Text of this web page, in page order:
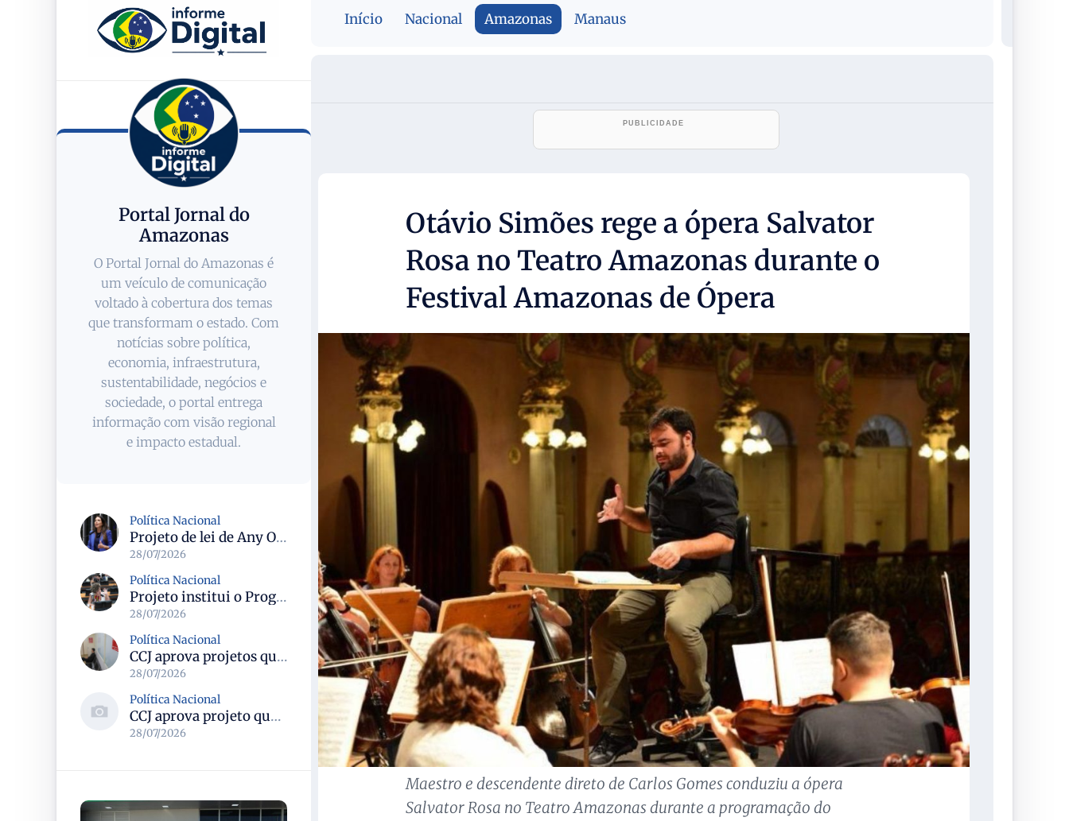
Portal Jornal do
Amazonas
O Portal Jornal do Amazonas é
um veículo de comunicação
voltado à cobertura dos temas
que transformam o estado. Com
notícias sobre política,
economia, infraestrutura,
sustentabilidade, negócios e
sociedade, o portal entrega
informação com visão regional
e impacto estadual.
Política Nacional
Projeto de lei de Any Ortiz retira obrigação de ajuste escolar para a Copa do Mundo Feminina 2027
28/07/2026
Política Nacional
Projeto institui o Programa Nacional de Apoio ao Aleitamento Humano em Emergências (Prame) na Câmara dos Deputados
28/07/2026
Política Nacional
CCJ aprova projetos que criam datas comemorativas e reconhecem Uberlândia como capital do paradesporto
28/07/2026
Política Nacional
CCJ aprova projeto que reconhece soldadinho-do-araripe como ave-símbolo da Chapada do Araripe
28/07/2026
Início Nacional Amazonas Manaus
Otávio Simões rege a ópera Salvator
Rosa no Teatro Amazonas durante o
Festival Amazonas de Ópera
Maestro e descendente direto de Carlos Gomes conduziu a ópera
Salvator Rosa no Teatro Amazonas durante a programação do